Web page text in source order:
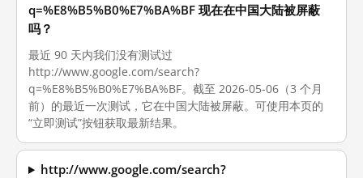
q=%E8%B5%B0%E7%BA%BF 现在在中国大陆被屏蔽
吗？
最近 90 天内我们没有测试过
http://www.google.com/search?
q=%E8%B5%B0%E7%BA%BF。截至 2026-05-06（3 个月
前）的最近一次测试，它在中国大陆被屏蔽。可使用本页的
“立即测试”按钮获取最新结果。
http://www.google.com/search?